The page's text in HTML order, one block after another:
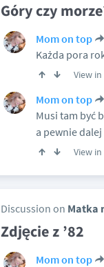
Góry czy
Mom on top
Każda pora
View
Mom on top
Musi tam być
a pewnie
View
Discussion on Matka
Zdjęcie z ’82
Mom on top